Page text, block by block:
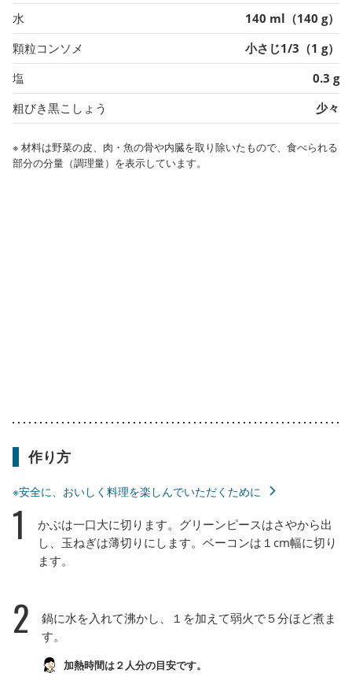
水
140 ml（140 g）
顆粒コンソメ
小さじ1/3（1 g）
塩
0.3 g
粗びき黒こしょう
少々
※ 材料は野菜の皮、肉・魚の骨や内臓を取り除いたもので、食べられる
部分の分量（調理量）を表示しています。
作り方
※安全に、おいしく料理を楽しんでいただくために
1
かぶは一口大に切ります。グリーンピースはさやから出
し、玉ねぎは薄切りにします。ベーコンは１cm幅に切り
ます。
2
鍋に水を入れて沸かし、１を加えて弱火で５分ほど煮ま
す。
加熱時間は２人分の目安です。